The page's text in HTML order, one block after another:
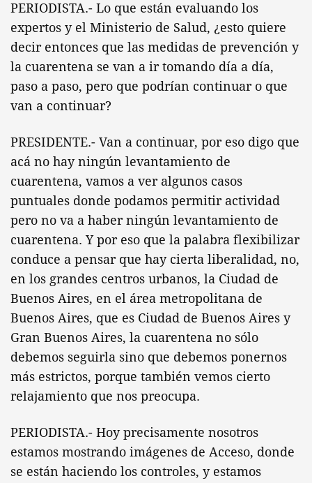
PERIODISTA.- Lo que están evaluando los
expertos y el Ministerio de Salud, ¿esto quiere
decir entonces que las medidas de prevención y
la cuarentena se van a ir tomando día a día,
paso a paso, pero que podrían continuar o que
van a continuar?
PRESIDENTE.- Van a continuar, por eso digo que
acá no hay ningún levantamiento de
cuarentena, vamos a ver algunos casos
puntuales donde podamos permitir actividad
pero no va a haber ningún levantamiento de
cuarentena. Y por eso que la palabra flexibilizar
conduce a pensar que hay cierta liberalidad, no,
en los grandes centros urbanos, la Ciudad de
Buenos Aires, en el área metropolitana de
Buenos Aires, que es Ciudad de Buenos Aires y
Gran Buenos Aires, la cuarentena no sólo
debemos seguirla sino que debemos ponernos
más estrictos, porque también vemos cierto
relajamiento que nos preocupa.
PERIODISTA.- Hoy precisamente nosotros
estamos mostrando imágenes de Acceso, donde
se están haciendo los controles, y estamos